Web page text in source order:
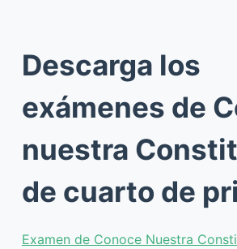
Descarga los
exámenes de
nuestra
de cuarto de
Examen de Conoce Nuestra